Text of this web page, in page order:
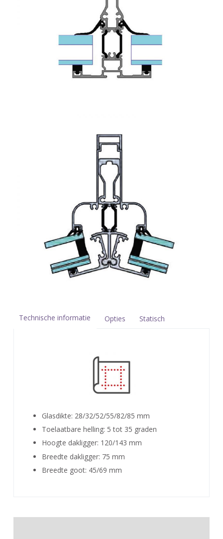
Technische informatie Opties Statisch
Glasdikte: 28/32/52/55/82/85 mm
Toelaatbare helling: 5 tot 35 graden
Hoogte dakligger: 120/143 mm
Breedte dakligger: 75 mm
Breedte goot: 45/69 mm